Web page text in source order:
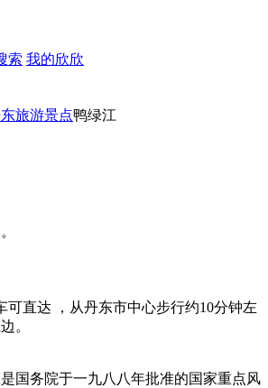
索 我的欣欣
旅游景点鸭绿江
可直达 ，从丹东市中心步行约10分钟左
。
国务院于一九八八年批准的国家重点风